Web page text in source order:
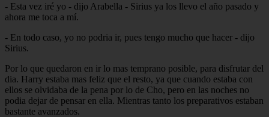
- Esta vez iré yo - dijo Arabella - Sirius ya los llevo el año pasado y
ahora me toca a mí.
- En todo caso, yo no podria ir, pues tengo mucho que hacer - dijo
Sirius.
Por lo que quedaron en ir lo mas temprano posible, para disfrutar del
dia. Harry estaba mas feliz que el resto, ya que cuando estaba con
ellos se olvidaba de la pena por lo de Cho, pero en las noches no
podia dejar de pensar en ella. Mientras tanto los preparativos estaban
bastante avanzados.